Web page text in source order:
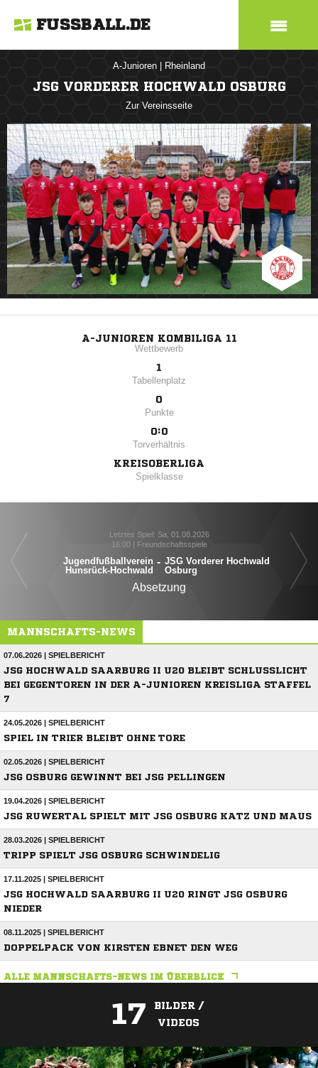
FUSSBALL.DE
A-Junioren Rheinland
JSG VORDERER HOCHWALD OSBURG
Zur Vereinsseite
A-JUNIOREN KOMBILIGA 11
Wettbewerb
1
Tabellenplatz
0
Punkte
0:0
Torverhältnis
KREISOBERLIGA
Spielklasse
Letztes Spiel: Sa, 01.08.2026
16:00 | Freundschaftsspiele
Jugendfußballverein
Hunsrück-Hochwald
- JSG Vorderer Hochwald
Osburg
Absetzung
MANNSCHAFTS-NEWS
07.06.2026 | SPIELBERICHT
JSG HOCHWALD SAARBURG II U20 BLEIBT SCHLUSSLICHT
BEI GEGENTOREN IN DER A-JUNIOREN KREISLIGA STAFFEL
7
24.05.2026 | SPIELBERICHT
SPIEL IN TRIER BLEIBT OHNE TORE
02.05.2026 | SPIELBERICHT
JSG OSBURG GEWINNT BEI JSG PELLINGEN
19.04.2026 | SPIELBERICHT
JSG RUWERTAL SPIELT MIT JSG OSBURG KATZ UND MAUS
28.03.2026 | SPIELBERICHT
TRIPP SPIELT JSG OSBURG SCHWINDELIG
17.11.2025 | SPIELBERICHT
JSG HOCHWALD SAARBURG II U20 RINGT JSG OSBURG
NIEDER
08.11.2025 | SPIELBERICHT
DOPPELPACK VON KIRSTEN EBNET DEN WEG
ALLE MANNSCHAFTS-NEWS IM ÜBERBLICK
17
BILDER /
VIDEOS